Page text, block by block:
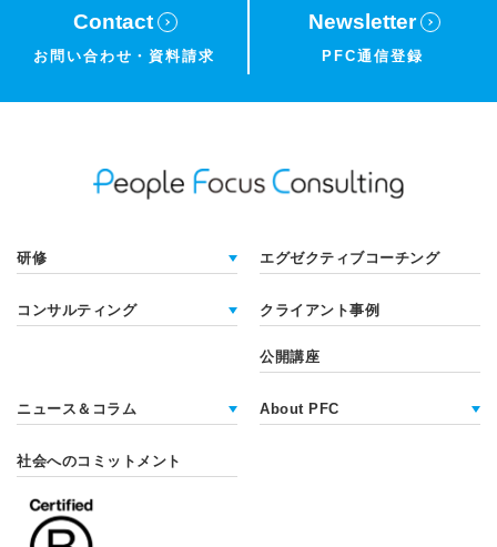
Contact
お問い合わせ・ 資料請求
Newsletter
PFC通信登録
研修 エグゼクティブコーチング
コンサルティング クライアント事例
公開講座
ニュース＆コラム About PFC
社会へのコミットメント